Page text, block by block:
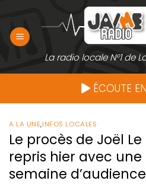
contenu
La radio locale N°1 de
ÉCOUTE
A LA UNE,INFOS LOCALES
Le procès de Joël
repris hier avec
semaine d’audience